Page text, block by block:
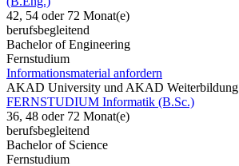
42, 54 oder 72 Monat(e)
berufsbegleitend
Bachelor of Engineering
Fernstudium
Informationsmaterial anfordern
AKAD University und AKAD Weiterbildung
FERNSTUDIUM Informatik (B.Sc.)
36, 48 oder 72 Monat(e)
berufsbegleitend
Bachelor of Science
Fernstudium